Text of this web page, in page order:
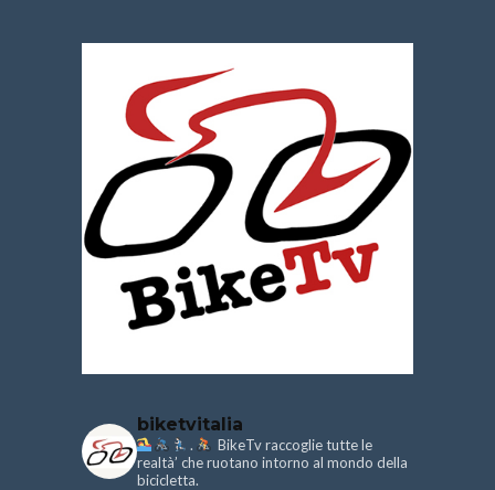
biketvitalia
.
BikeTv raccoglie tutte le
realtà’ che ruotano intorno al mondo della
bicicletta.